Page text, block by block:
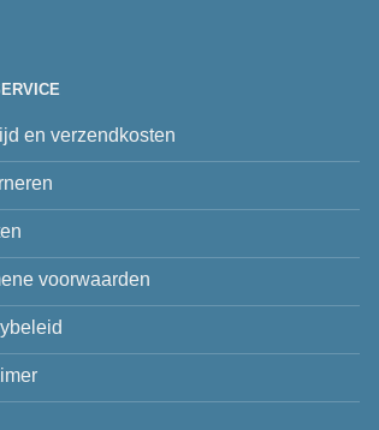
en verzendkosten
voorwaarden